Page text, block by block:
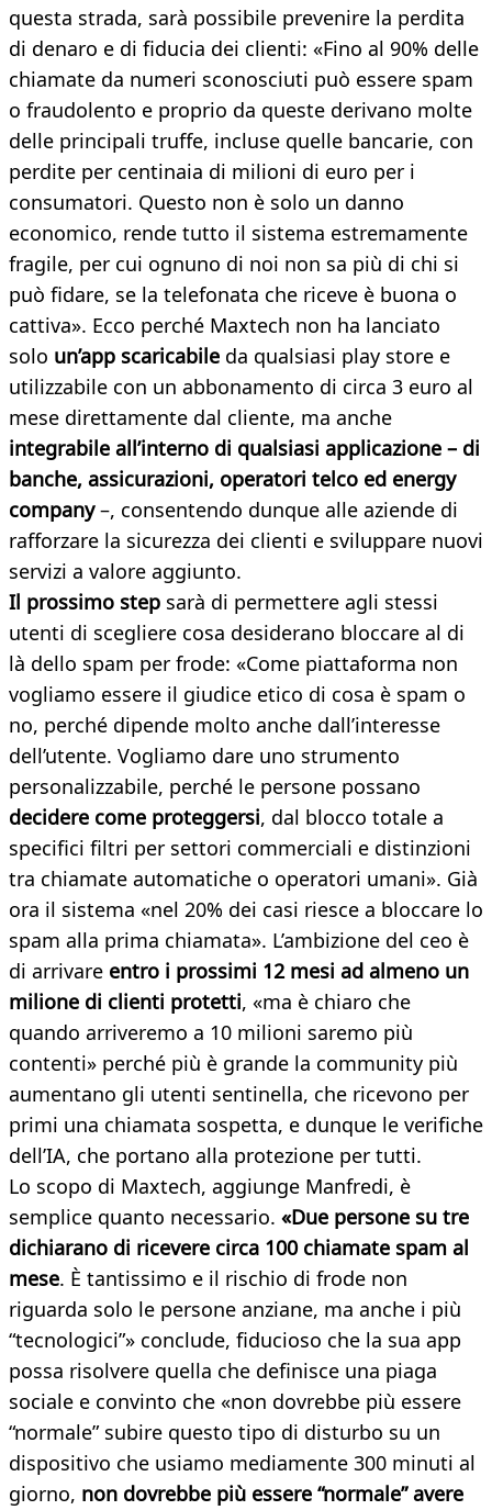
questa strada, sarà possibile prevenire la perdita
di denaro e di fiducia dei clienti: «Fino al 90% delle
chiamate da numeri sconosciuti può essere spam
o fraudolento e proprio da queste derivano molte
delle principali truffe, incluse quelle bancarie, con
perdite per centinaia di milioni di euro per i
consumatori. Questo non è solo un danno
economico, rende tutto il sistema estremamente
fragile, per cui ognuno di noi non sa più di chi si
può fidare, se la telefonata che riceve è buona o
cattiva». Ecco perché Maxtech non ha lanciato
solo un’app scaricabile da qualsiasi play store e
utilizzabile con un abbonamento di circa 3 euro al
mese direttamente dal cliente, ma anche
integrabile all’interno di qualsiasi applicazione – di
banche, assicurazioni, operatori telco ed energy
company–, consentendo dunque alle aziende di
rafforzare la sicurezza dei clienti e sviluppare nuovi
servizi a valore aggiunto.
Il prossimo step sarà di permettere agli stessi
utenti di scegliere cosa desiderano bloccare al di
là dello spam per frode: «Come piattaforma non
vogliamo essere il giudice etico di cosa è spam o
no, perché dipende molto anche dall’interesse
dell’utente. Vogliamo dare uno strumento
personalizzabile, perché le persone possano
decidere come proteggersi, dal blocco totale a
specifici filtri per settori commerciali e distinzioni
tra chiamate automatiche o operatori umani». Già
ora il sistema «nel 20% dei casi riesce a bloccare lo
spam alla prima chiamata». L’ambizione del ceo è
di arrivare entro i prossimi 12 mesi ad almeno un
milione di clienti protetti, «ma è chiaro che
quando arriveremo a 10 milioni saremo più
contenti» perché più è grande la community più
aumentano gli utenti sentinella, che ricevono per
primi una chiamata sospetta, e dunque le verifiche
dell’IA, che portano alla protezione per tutti.
Lo scopo di Maxtech, aggiunge Manfredi, è
semplice quanto necessario. «Due persone su tre
dichiarano di ricevere circa 100 chiamate spam al
mese. È tantissimo e il rischio di frode non
riguarda solo le persone anziane, ma anche i più
“tecnologici”» conclude, fiducioso che la sua app
possa risolvere quella che definisce una piaga
sociale e convinto che «non dovrebbe più essere
“normale” subire questo tipo di disturbo su un
dispositivo che usiamo mediamente 300 minuti al
giorno, non dovrebbe più essere “normale” avere